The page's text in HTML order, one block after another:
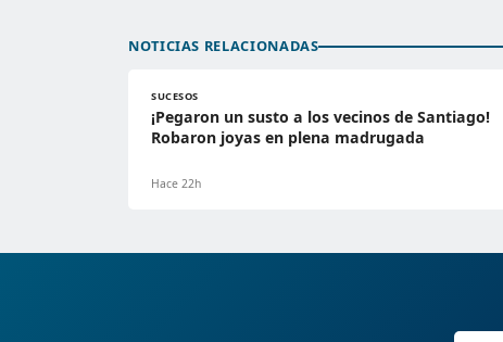
NOTICIAS RELACIONADAS
SUCESOS
¡Pegaron un susto a los vecinos de Santiago!
Robaron joyas en plena madrugada
Hace 22h